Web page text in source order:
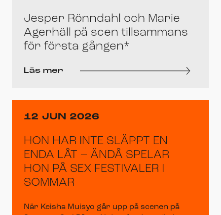
Jesper Rönndahl och Marie
Agerhäll på scen tillsammans
för första gången*
Läs mer
12 JUN 2026
HON HAR INTE SLÄPPT EN
ENDA LÅT – ÄNDÅ SPELAR
HON PÅ SEX FESTIVALER I
SOMMAR
När Keisha Muisyo går upp på scenen på